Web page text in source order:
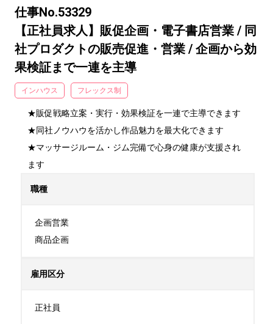
仕事No.53329
【正社員求人】販促企画・電子書店営業 / 同
社プロダクトの販売促進・営業 / 企画から効
果検証まで一連を主導
インハウス フレックス制
★販促戦略立案・実行・効果検証を一連で主導できます
★同社ノウハウを活かし作品魅力を最大化できます
★マッサージルーム・ジム完備で心身の健康が支援され
ます
職種
企画営業
商品企画
雇用区分
正社員